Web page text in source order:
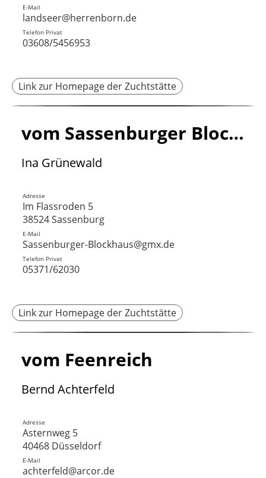
E-Mail
landseer@herrenborn.de
Telefon Privat
03608/5456953
Link zur Homepage der Zuchtstätte
vom Sassenburger Blockhaus
Ina Grünewald
Adresse
Im Flassroden 5
38524 Sassenburg
E-Mail
Sassenburger-Blockhaus@gmx.de
Telefon Privat
05371/62030
Link zur Homepage der Zuchtstätte
vom Feenreich
Bernd Achterfeld
Adresse
Asternweg 5
40468 Düsseldorf
E-Mail
achterfeld@arcor.de